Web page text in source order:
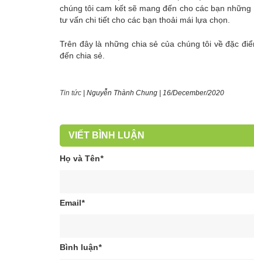
chúng tôi cam kết sẽ mang đến cho các bạn
tư vấn chi tiết cho các bạn thoải mái lựa chọn.
Trên đây là những chia sẻ của chúng tôi về đặc
đến chia sẻ.
Tin tức Nguyễn Thành Chung 16/December/2020
VIẾT BÌNH LUẬN
Họ và Tên*
Email*
Bình luận*